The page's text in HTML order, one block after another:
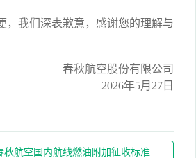
，我们深表歉意，感谢您的理解与
春秋航空股份有限公司
2026年5月27日
秋航空国内航线燃油附加征收标准